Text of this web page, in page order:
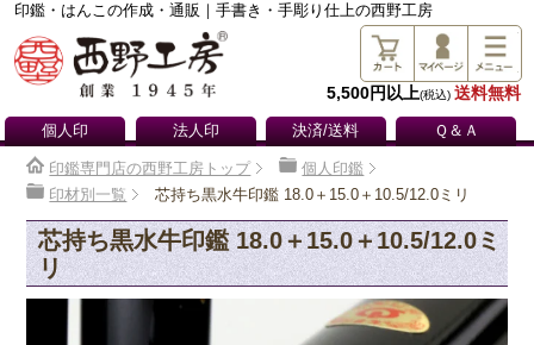
印鑑・はんこの作成・通販｜手書き・手彫り仕上の西野工房
5,500円以上(税込) 送料無料
個人印 法人印 決済/送料 Ｑ＆Ａ
印鑑専門店の西野工房トップ
個人印鑑
印材別一覧
芯持ち黒水牛印鑑 18.0＋15.0＋10.5/12.0ミリ
芯持ち黒水牛印鑑 18.0＋15.0＋10.5/12.0ミ
リ